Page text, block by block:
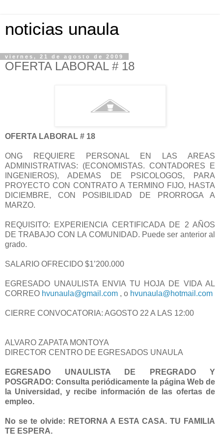
noticias unaula
viernes, 21 de agosto de 2009
OFERTA LABORAL # 18
OFERTA LABORAL # 18
ONG REQUIERE PERSONAL EN LAS AREAS
ADMINISTRATIVAS: (ECONOMISTAS. CONTADORES E
INGENIEROS), ADEMAS DE PSICOLOGOS, PARA
PROYECTO CON CONTRATO A TERMINO FIJO, HASTA
DICIEMBRE, CON POSIBILIDAD DE PRORROGA A
MARZO.
REQUISITO: EXPERIENCIA CERTIFICADA DE 2 AÑOS
DE TRABAJO CON LA COMUNIDAD. Puede ser anterior al
grado.
SALARIO OFRECIDO $1’200.000
EGRESADO UNAULISTA ENVIA TU HOJA DE VIDA AL
CORREO hvunaula@gmail.com , o hvunaula@hotmail.com
CIERRE CONVOCATORIA: AGOSTO 22 A LAS 12:00
ALVARO ZAPATA MONTOYA
DIRECTOR CENTRO DE EGRESADOS UNAULA
EGRESADO UNAULISTA DE PREGRADO Y
POSGRADO: Consulta periódicamente la página Web de
la Universidad, y recibe información de las ofertas de
empleo.
No se te olvide: RETORNA A ESTA CASA. TU FAMILIA
TE ESPERA.